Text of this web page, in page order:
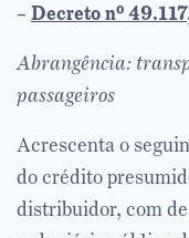
– Decreto nº
Abrangência:
passageiros
Acrescenta o
do crédito
distribuidor, com